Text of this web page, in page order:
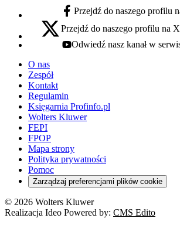
facebook - otwiera się w nowej karcie
Przejdź do naszego profilu
x - otwiera się w nowej karcie
Przejdź do naszego profilu na
youtube - otwiera się w nowej karcie
Odwiedź nasz kanał w
O nas
Zespół
Kontakt
Regulamin
Księgarnia Profinfo.pl
Wolters Kluwer
FEPI
FPOP
Mapa strony
Polityka prywatności
Pomoc
Zarządzaj preferencjami plików cookie
© 2026 Wolters Kluwer
Realizacja Ideo Powered by: CMS Edito